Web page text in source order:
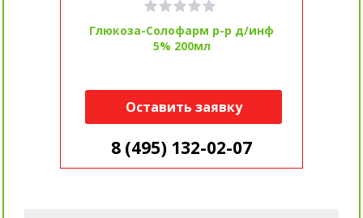
Глюкоза-Солофарм р-р д/инф
5% 200мл
Оставить заявку
8 (495) 132-02-07